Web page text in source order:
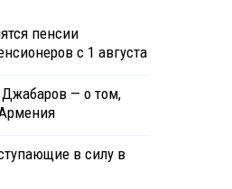
пенсии
с 1 августа
— о том,
в силу в